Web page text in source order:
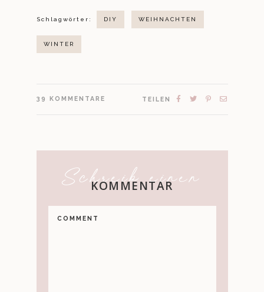
Schlagwörter: DIY WEIHNACHTEN
WINTER
39 KOMMENTARE TEILEN
Schreib einen
KOMMENTAR